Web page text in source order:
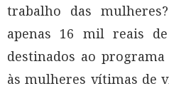
trabalho das
apenas 16 mil reais
destinados ao
às mulheres vítimas de